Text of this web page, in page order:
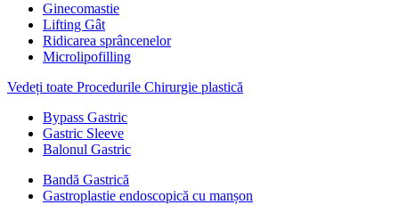
Ginecomastie
Lifting Gât
Ridicarea sprâncenelor
Microlipofilling
Vedeți toate Procedurile Chirurgie plastică
Bypass Gastric
Gastric Sleeve
Balonul Gastric
Bandă Gastrică
Gastroplastie endoscopică cu manșon